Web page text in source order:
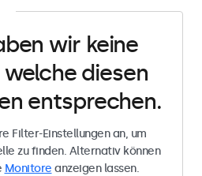
wir keine
diesen
entsprechen.
Filter-Einstellungen an, um
zu finden. Alternativ können
Monitore anzeigen lassen.